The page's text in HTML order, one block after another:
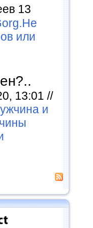
13
или
13:01 //
и